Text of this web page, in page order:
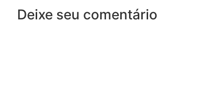
Deixe seu comentário